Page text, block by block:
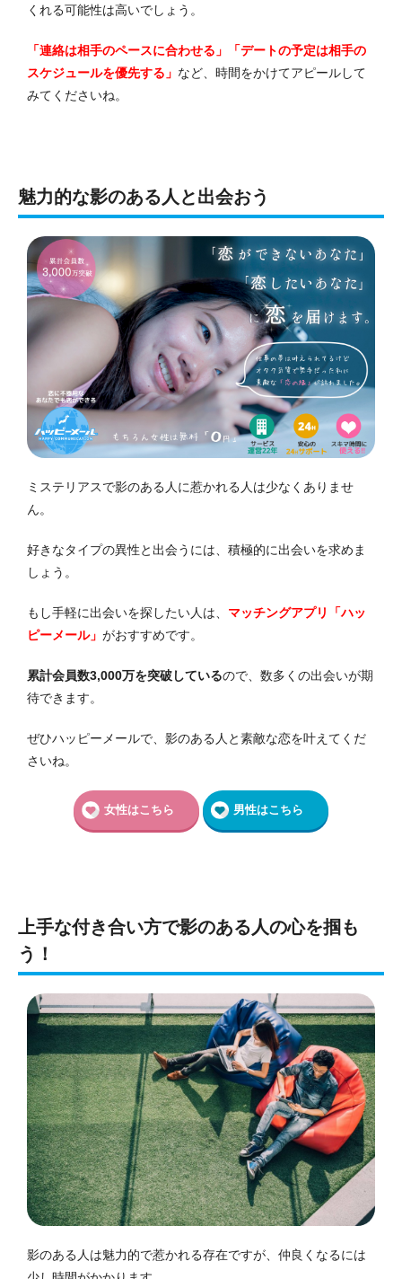
くれる可能性は高いでしょう。
「連絡は相手のペースに合わせる」「デートの予定は相手の
スケジュールを優先する」 など、時間をかけてアピールして
みてくださいね。
魅力的な影のある人と出会おう
ミステリアスで影のある人に惹かれる人は少なくありませ
ん。
好きなタイプの異性と出会うには、積極的に出会いを求めま
しょう。
もし手軽に出会いを探したい人は、 マッチングアプリ「ハッ
ピーメール」 がおすすめです。
累計会員数3,000万を突破しているので、数多くの出会いが期
待できます。
ぜひハッピーメールで、影のある人と素敵な恋を叶えてくだ
さいね。
女性はこちら 男性はこちら
上手な付き合い方で影のある人の心を掴も
う！
影のある人は魅力的で惹かれる存在ですが、仲良くなるには